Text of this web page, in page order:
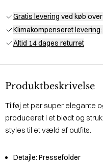
Gratis levering ved køb
Klimakompenseret levering
Altid 14 dages returret
Produktbeskrivelse
Tilføj et par super elegante
produceret i et blødt og
styles til et væld af outfits.
Detajle: Pressefolder